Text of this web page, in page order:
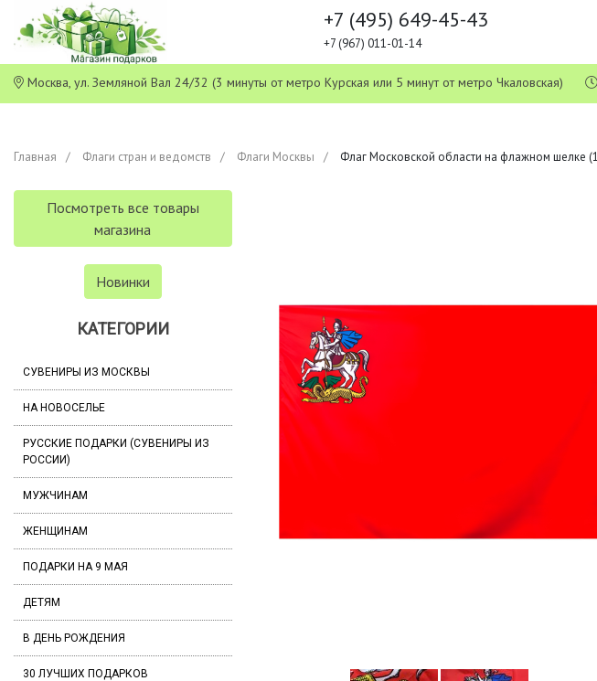
+7 (495) 649-45-43
+7 (967) 011-01-14
Москва, ул. Земляной Вал 24/32 (3 минуты от метро Курская или 5 минут от метро Чкаловская)
Главная Флаги стран и ведомств Флаги Москвы Флаг Московской области на флажном шелке
Посмотреть все товары
магазина
Новинки
КАТЕГОРИИ
СУВЕНИРЫ ИЗ МОСКВЫ
НА НОВОСЕЛЬЕ
РУССКИЕ ПОДАРКИ (СУВЕНИРЫ ИЗ
РОССИИ)
МУЖЧИНАМ
ЖЕНЩИНАМ
ПОДАРКИ НА 9 МАЯ
ДЕТЯМ
В ДЕНЬ РОЖДЕНИЯ
30 ЛУЧШИХ ПОДАРКОВ